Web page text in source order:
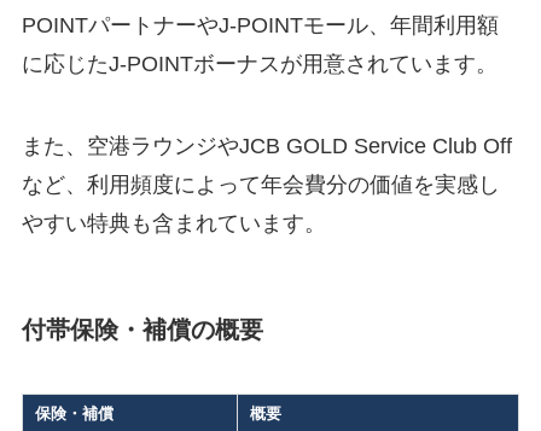
POINTパートナーやJ-POINTモール、年間利用額
に応じたJ-POINTボーナスが用意されています。
また、空港ラウンジやJCB GOLD Service Club Off
など、利用頻度によって年会費分の価値を実感し
やすい特典も含まれています。
付帯保険・補償の概要
保険・補償 概要